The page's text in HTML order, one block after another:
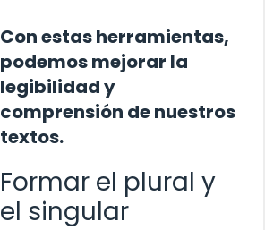
Con estas herramientas,
podemos mejorar la
legibilidad y
comprensión de nuestros
textos.
Formar el plural y
el singular